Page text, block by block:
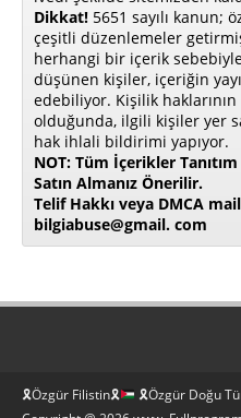
Dikkat! 5651 sayılı kanun;
çeşitli düzenlemeler
herhangi bir içerik
düşünen kişiler, içeriğin
edebiliyor. Kişilik
olduğunda, ilgili kişiler yer
hak ihlali bildirimi yapıyor.
NOT: Tüm İçerikler
Satın Almanız Önerilir.
Telif Hakkı veya DMCA
bilgiabuse@gmail. com
🎗Özgür Filistin🎗
🎗Özgür Doğu